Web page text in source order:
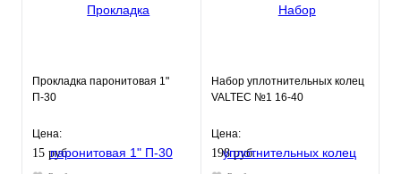
Прокладка паронитовая 1"
П-30
Цена:
15 руб.
Набор уплотнительных колец
VALTEC №1 16-40
Цена:
198 руб.